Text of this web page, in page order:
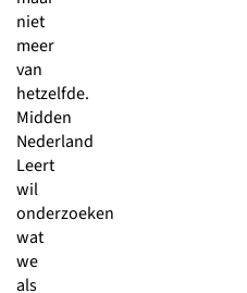
niet
meer
van
hetzelfde.
Midden
Nederland
Leert
wil
onderzoeken
wat
we
als